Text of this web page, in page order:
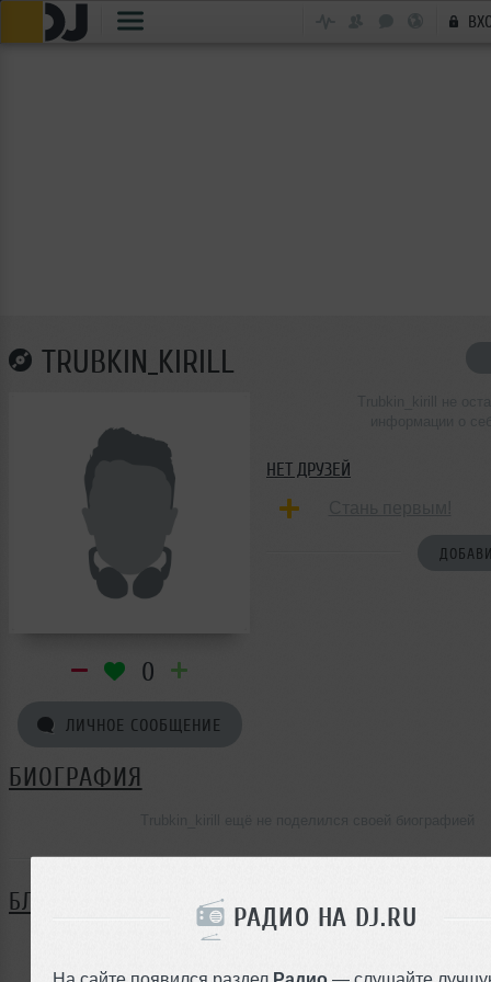
РАДИО НА DJ.RU
На сайте появился раздел Радио — слушайте
TRUBKIN_KIRILL
0
ЛИЧНОЕ СООБЩЕНИЕ
НЕТ ДРУЗЕЙ
БИОГРАФИЯ
БЛОГ